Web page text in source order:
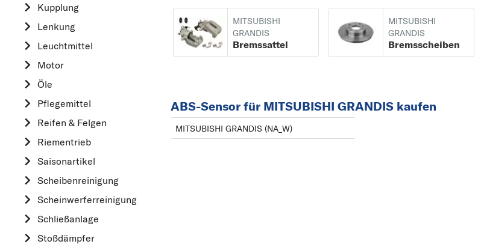
Kupplung
Lenkung
Leuchtmittel
Motor
Öle
Pflegemittel
Reifen & Felgen
Riementrieb
Saisonartikel
Scheibenreinigung
Scheinwerferreinigung
Schließanlage
Stoßdämpfer
C
CHEVROLET
CITROËN
F
FIAT
COLT CZC
GALANT
L 200
L 200 / TRITON
MITSUBISHI
GRANDIS
Bremssattel
MITSUBISHI
GRANDIS
Bremsscheiben
ABS-Sensor für MITSUBISHI GRANDIS kaufen
MITSUBISHI GRANDIS (NA_W)